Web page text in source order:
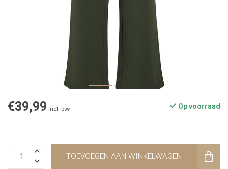
€39,99 Incl. btw Op voorraad
TOEVOEGEN AAN WINKELWAGEN